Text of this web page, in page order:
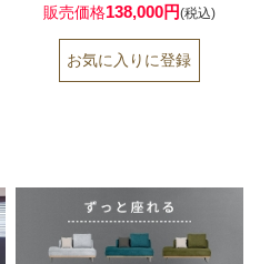
販売価格138,000円(税込)